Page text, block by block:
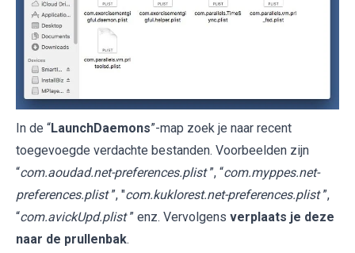
In de “LaunchDaemons”-map zoek je naar recent
toegevoegde verdachte bestanden. Voorbeelden zijn
“com.aoudad.net-preferences.plist ”, “com.myppes.net-
preferences.plist ”, "com.kuklorest.net-preferences.plist ”,
“com.avickUpd.plist ” enz. Vervolgens verplaats je deze
naar de prullenbak.